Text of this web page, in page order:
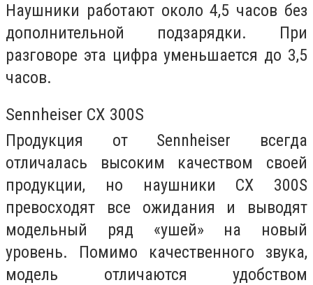
Наушники работают около 4,5 часов без
дополнительной подзарядки. При
разговоре эта цифра уменьшается до 3,5
часов.
Sennheiser CX 300S
Продукция от Sennheiser всегда
отличалась высоким качеством своей
продукции, но наушники CX 300S
превосходят все ожидания и выводят
модельный ряд «ушей» на новый
уровень. Помимо качественного звука,
модель отличаются удобством